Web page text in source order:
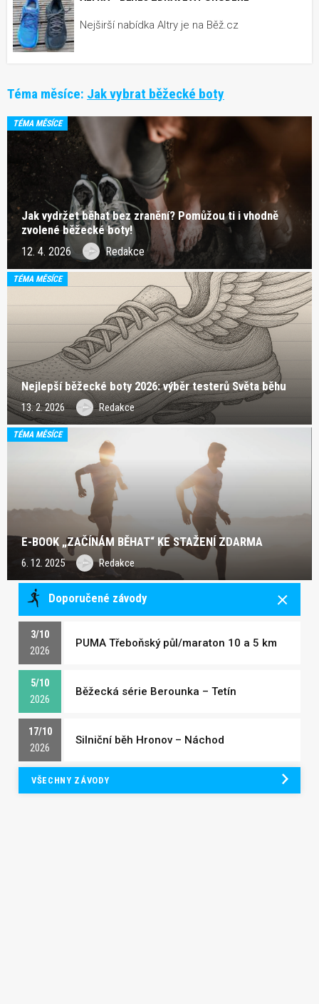
Nejširší nabídka Altry je na Běž.cz
Téma měsíce: Jak vybrat běžecké boty
TÉMA MĚSÍCE
Jak vydržet běhat bez zranění? Pomůžou ti i vhodně
zvolené běžecké boty!
12. 4. 2026 Redakce
TÉMA MĚSÍCE
Nejlepší běžecké boty 2026: výběr testerů Světa běhu
13. 2. 2026 Redakce
TÉMA MĚSÍCE
E-BOOK „ZAČÍNÁM BĚHAT“ KE STAŽENÍ ZDARMA
6. 12. 2025 Redakce
Doporučené závody
3/10
2026
PUMA Třeboňský půl/maraton 10 a 5 km
5/10
2026
Běžecká série Berounka – Tetín
17/10
2026
Silniční běh Hronov – Náchod
VŠECHNY ZÁVODY